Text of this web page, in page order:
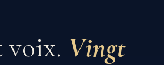
voix. Vingt